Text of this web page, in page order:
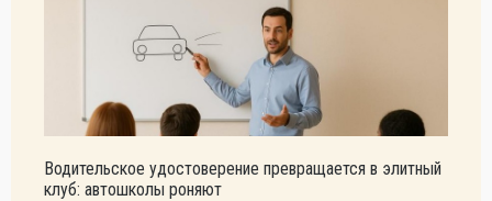
Водительское удостоверение превращается в элитный
клуб: автошколы роняют